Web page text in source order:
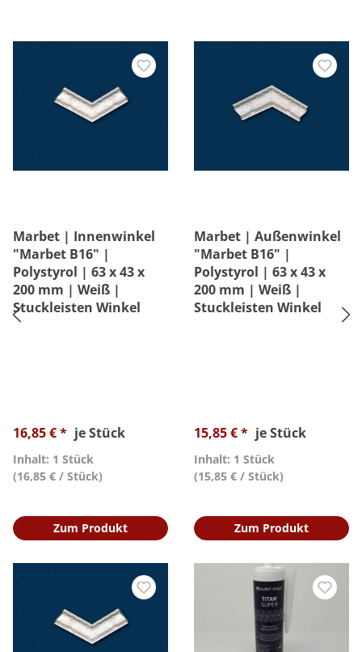
Marbet | Innenwinkel
"Marbet B16" |
Polystyrol | 63 x 43 x
200 mm | Weiß |
Stuckleisten Winkel
16,85 € * je Stück
Inhalt: 1 Stück
(16,85 € / Stück)
Zum Produkt
Marbet | Außenwinkel
"Marbet B16" |
Polystyrol | 63 x 43 x
200 mm | Weiß |
Stuckleisten Winkel
15,85 € * je Stück
Inhalt: 1 Stück
(15,85 € / Stück)
Zum Produkt